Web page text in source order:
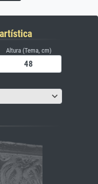
Altura (Tema, cm)